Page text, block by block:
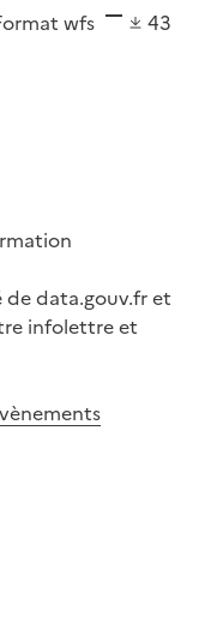
wfs
43
de data.gouv.fr et
infolettre et